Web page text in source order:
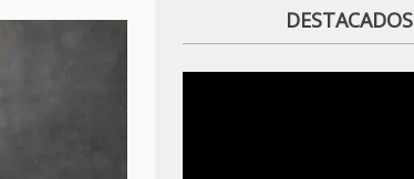
DESTACADOS